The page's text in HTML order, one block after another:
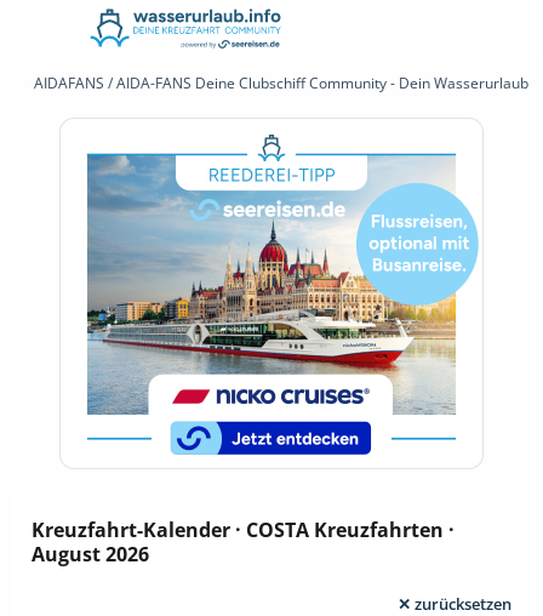
AIDAFANS / AIDA-FANS Deine Clubschiff Community - Dein Wasserurlaub
Kreuzfahrt-Kalender · COSTA Kreuzfahrten ·
August 2026
✕ zurücksetzen